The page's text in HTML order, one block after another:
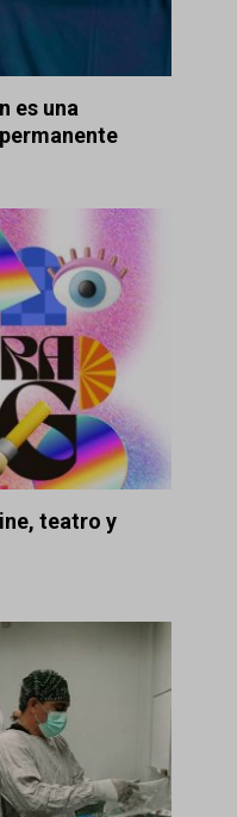
es una
teatro y